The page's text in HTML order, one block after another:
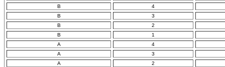
B
4
B
3
B
2
B
1
A
4
A
3
A
2